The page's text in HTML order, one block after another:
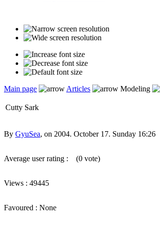
Main page Articles Modeling
Cutty Sark
By GyuSea, on 2004. October 17. Sunday 16:26
Average user rating : (0 vote)
Views : 49445
Favoured : None